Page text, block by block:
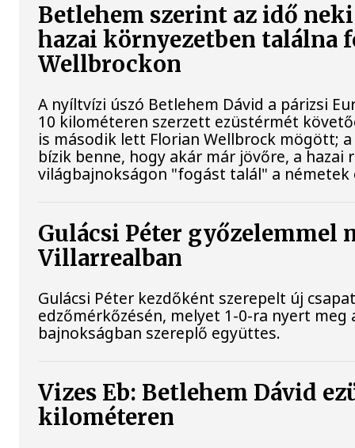
Betlehem szerint az idő
hazai környezetben találna
Wellbrockon
A nyíltvízi úszó Betlehem Dávid a párizsi
10 kilométeren szerzett ezüstérmét
is második lett Florian Wellbrock mögött;
bízik benne, hogy akár már jövőre, a hazai
világbajnokságon "fogást talál" a
Gulácsi Péter győzelemmel
Villarrealban
Gulácsi Péter kezdőként szerepelt új
edzőmérkőzésén, melyet 1-0-ra nyert
bajnokságban szereplő együttes.
Vizes Eb: Betlehem Dávid
kilométeren